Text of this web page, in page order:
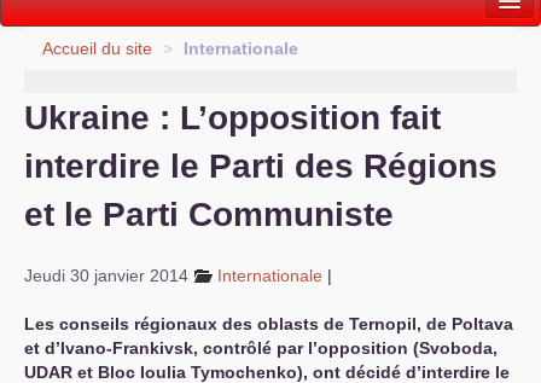
Vie politique
Vie du site
Accueil du site > Internationale
Ukraine : L’opposition fait
interdire le Parti des Régions
et le Parti Communiste
Jeudi 30 janvier 2014 Internationale |
Les conseils régionaux des oblasts de Ternopil, de Poltava
et d’Ivano-Frankivsk, contrôlé par l’opposition (Svoboda,
UDAR et Bloc Ioulia Tymochenko), ont décidé d’interdire le